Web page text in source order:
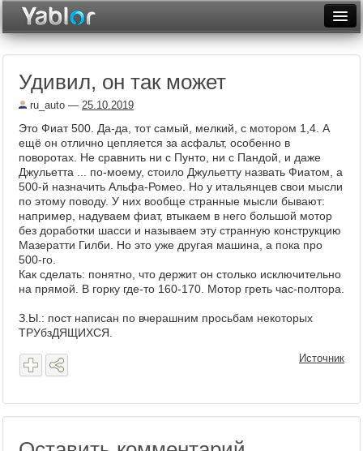
Неделя
Рейтинги
Архив
Фототоп
Видеотоп
Удивил, он так может
ru_auto — 25.10.2019
Это Фиат 500. Да-да, тот самый, мелкий, с мотором 1,4. А
ещё он отлично цепляется за асфальт, особенно в
поворотах. Не сравнить ни с Пунто, ни с Пандой, и даже
Джульетта ... по-моему, стоило Джульетту назвать Фиатом, а
500-й назначить Альфа-Ромео. Но у итальянцев свои мысли
по этому поводу. У них вообще странные мысли бывают:
например, надуваем фиат, втыкаем в него большой мотор
без доработки шасси и называем эту странную конструкцию
Мазератти Гилби. Но это уже другая машина, а пока про
500-го.
Как сделать: понятно, что держит он столько исключительно
на прямой. В горку где-то 160-170. Мотор греть час-полтора.
З.Ы.: пост написан по вчерашним просьбам некоторых
ТРУбзДЯЩИХСЯ.
Источник